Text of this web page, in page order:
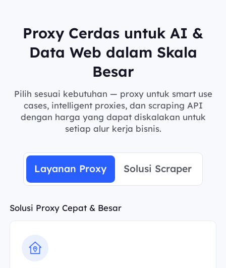
Proxy Cerdas untuk AI &
Data Web dalam Skala
Besar
Pilih sesuai kebutuhan — proxy untuk smart use
cases, intelligent proxies, dan scraping API
dengan harga yang dapat diskalakan untuk
setiap alur kerja bisnis.
Layanan Proxy Solusi Scraper
Solusi Proxy Cepat & Besar